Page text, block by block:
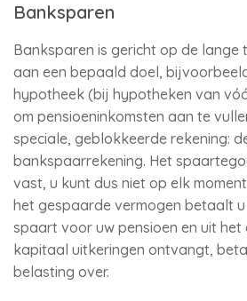
Banksparen
Banksparen is gericht op de lange
aan een bepaald doel,
hypotheek (bij hypotheken van
om pensioeninkomsten aan te
speciale, geblokkeerde rekening:
bankspaarrekening. Het
vast, u kunt dus niet op elk
het gespaarde vermogen betaalt
spaart voor uw pensioen en uit
kapitaal uitkeringen ontvangt,
belasting over.